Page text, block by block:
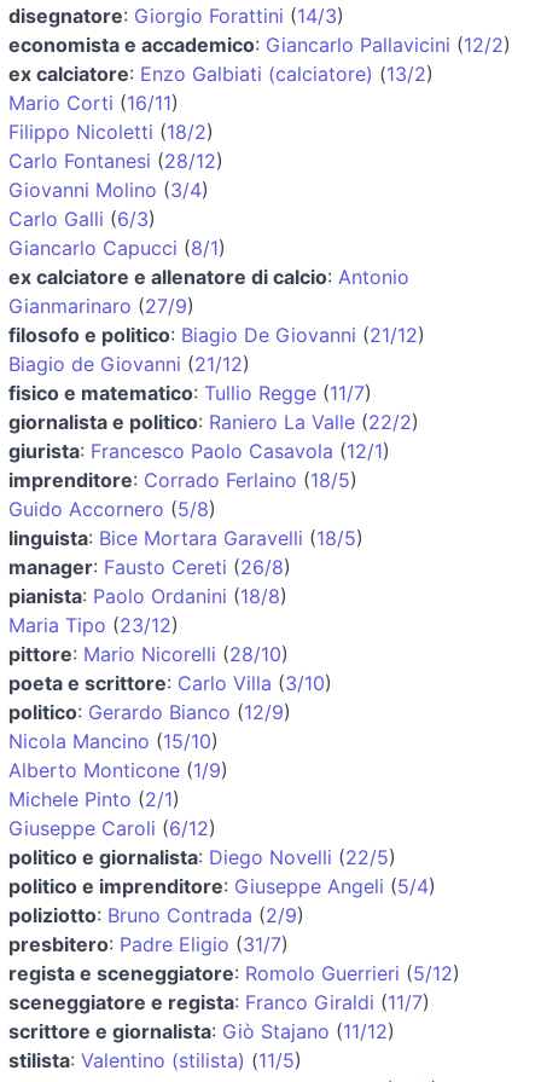
disegnatore: Giorgio Forattini (14/3)
economista e accademico: Giancarlo Pallavicini (12/2)
ex calciatore: Enzo Galbiati (calciatore) (13/2)
Mario Corti (16/11)
Filippo Nicoletti (18/2)
Carlo Fontanesi (28/12)
Giovanni Molino (3/4)
Carlo Galli (6/3)
Giancarlo Capucci (8/1)
ex calciatore e allenatore di calcio: Antonio
Gianmarinaro (27/9)
filosofo e politico: Biagio De Giovanni (21/12)
Biagio de Giovanni (21/12)
fisico e matematico: Tullio Regge (11/7)
giornalista e politico: Raniero La Valle (22/2)
giurista: Francesco Paolo Casavola (12/1)
imprenditore: Corrado Ferlaino (18/5)
Guido Accornero (5/8)
linguista: Bice Mortara Garavelli (18/5)
manager: Fausto Cereti (26/8)
pianista: Paolo Ordanini (18/8)
Maria Tipo (23/12)
pittore: Mario Nicorelli (28/10)
poeta e scrittore: Carlo Villa (3/10)
politico: Gerardo Bianco (12/9)
Nicola Mancino (15/10)
Alberto Monticone (1/9)
Michele Pinto (2/1)
Giuseppe Caroli (6/12)
politico e giornalista: Diego Novelli (22/5)
politico e imprenditore: Giuseppe Angeli (5/4)
poliziotto: Bruno Contrada (2/9)
presbitero: Padre Eligio (31/7)
regista e sceneggiatore: Romolo Guerrieri (5/12)
sceneggiatore e regista: Franco Giraldi (11/7)
scrittore e giornalista: Giò Stajano (11/12)
stilista: Valentino (stilista) (11/5)